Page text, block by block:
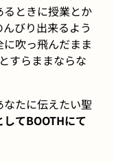
ときに授業とか
びり出来るよう
吹っ飛んだまま
すらままならな
たに伝えたい聖
てBOOTHにて